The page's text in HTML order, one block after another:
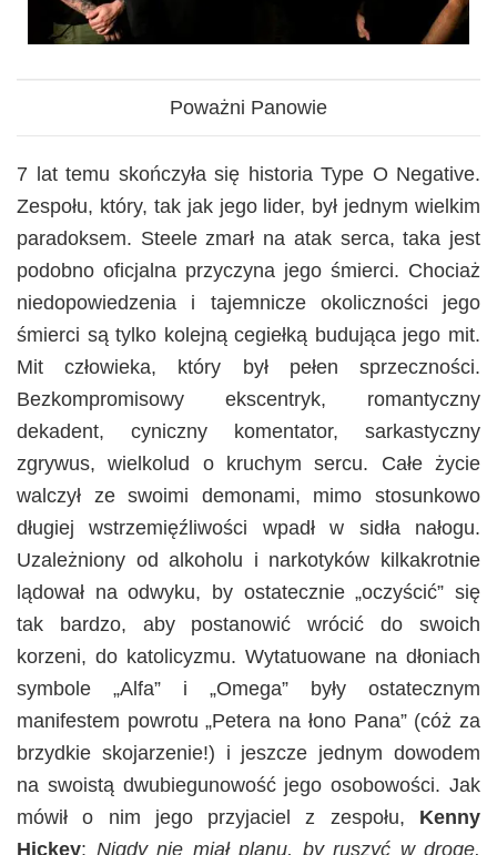
Poważni Panowie
7 lat temu skończyła się historia Type O Negative.
Zespołu, który, tak jak jego lider, był jednym wielkim
paradoksem. Steele zmarł na atak serca, taka jest
podobno oficjalna przyczyna jego śmierci. Chociaż
niedopowiedzenia i tajemnicze okoliczności jego
śmierci są tylko kolejną cegiełką budująca jego mit.
Mit człowieka, który był pełen sprzeczności.
Bezkompromisowy ekscentryk, romantyczny
dekadent, cyniczny komentator, sarkastyczny
zgrywus, wielkolud o kruchym sercu. Całe życie
walczył ze swoimi demonami, mimo stosunkowo
długiej wstrzemięźliwości wpadł w sidła nałogu.
Uzależniony od alkoholu i narkotyków kilkakrotnie
lądował na odwyku, by ostatecznie „oczyścić” się
tak bardzo, aby postanowić wrócić do swoich
korzeni, do katolicyzmu. Wytatuowane na dłoniach
symbole „Alfa” i „Omega” były ostatecznym
manifestem powrotu „Petera na łono Pana” (cóż za
brzydkie skojarzenie!) i jeszcze jednym dowodem
na swoistą dwubiegunowość jego osobowości. Jak
mówił o nim jego przyjaciel z zespołu, Kenny
Hickey: Nigdy nie miał planu, by ruszyć w drogę.